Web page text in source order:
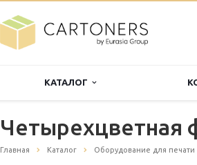
КАТАЛОГ
Четырехцветная
Главная Каталог Оборудование для печати